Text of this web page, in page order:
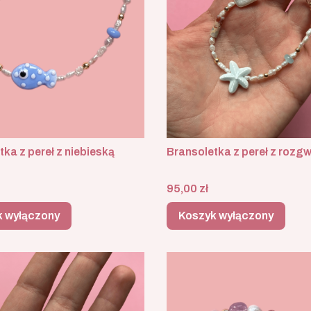
z pereł z niebieską
wyłączony
Bransoletka z pereł z
Cena
95,00 zł
Koszyk wyłączony